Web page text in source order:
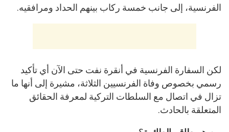
الفرنسية، إلى جانب خمسة ركاب بينهم الحداد ومرافقيه.
لكن السفارة الفرنسية في أنقرة نفت حتى الآن أي تأكيد
رسمي بخصوص وفاة الفرنسيين الثلاثة، مشيرة إلى أنها ما
تزال في اتصال مع السلطات التركية لمعرفة الحقائق
المتعلقة بالحادث.